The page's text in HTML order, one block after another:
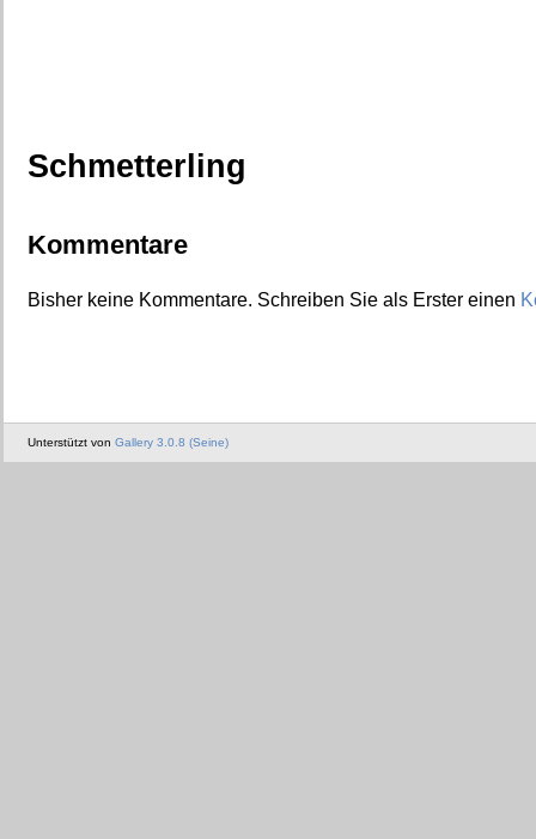
Schmetterling
Kommentare
Bisher keine Kommentare. Schreiben Sie als Erster einen
Unterstützt von Gallery 3.0.8 (Seine)